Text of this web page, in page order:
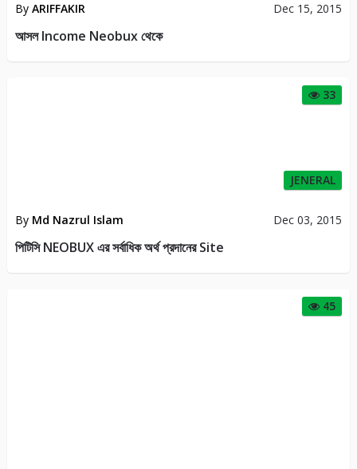
By ARIFFAKIR Dec 15, 2015
আসল Income Neobux থেকে
33
JENERAL
By Md Nazrul Islam Dec 03, 2015
পিটিসি NEOBUX এর সর্বাধিক অর্থ প্রদানের Site
45